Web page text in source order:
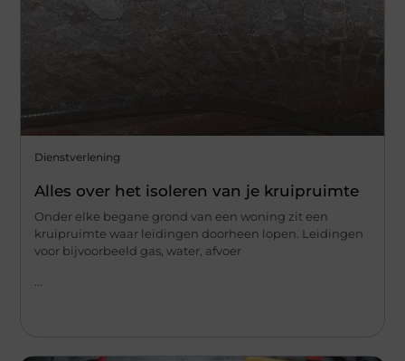
Dienstverlening
Alles over het isoleren van je kruipruimte
Onder elke begane grond van een woning zit een
kruipruimte waar leidingen doorheen lopen. Leidingen
voor bijvoorbeeld gas, water, afvoer